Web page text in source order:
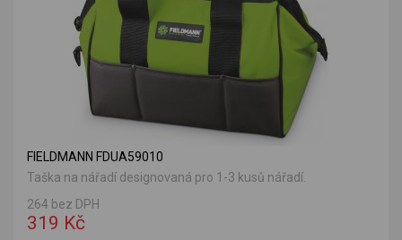
FIELDMANN FDUA59010
Taška na nářadí designovaná pro 1-3 kusů nářadí.
264 bez DPH
319 Kč